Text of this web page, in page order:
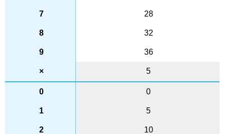
28
32
36
5
0
5
10